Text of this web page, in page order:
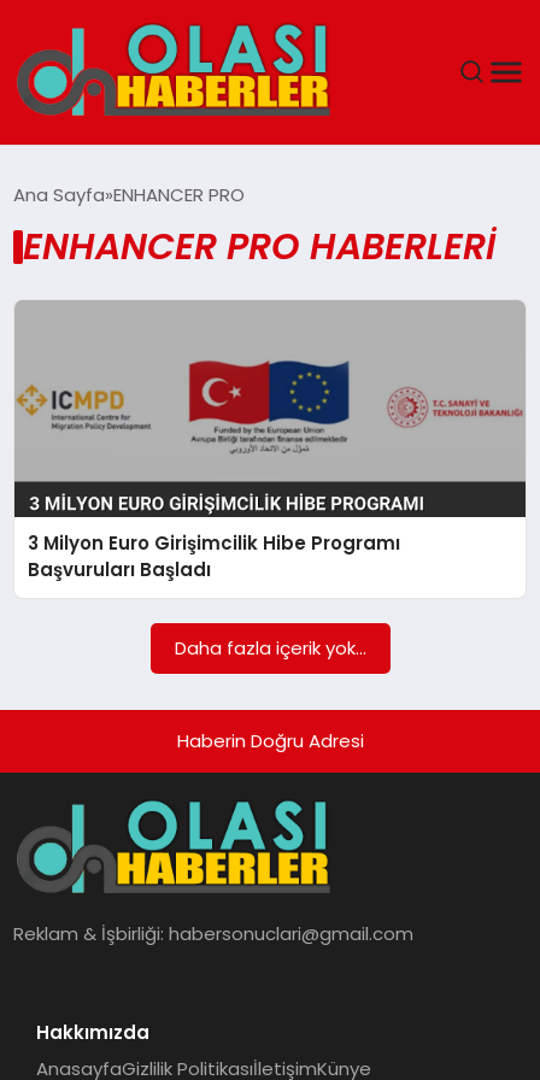
SPOR
DÜNYA
TEKNOLOJI
YAŞAM
Ana Sayfa ENHANCER PRO
ENHANCER PRO HABERLERI
3 Milyon Euro Girişimcilik Hibe Programı
Başvuruları Başladı
Daha fazla içerik yok...
Haberin Doğru Adresi
Reklam & İşbirliği:habersonuclari@gmail.com
Hakkımızda
AnasayfaGizlilik PolitikasıİletişimKünye